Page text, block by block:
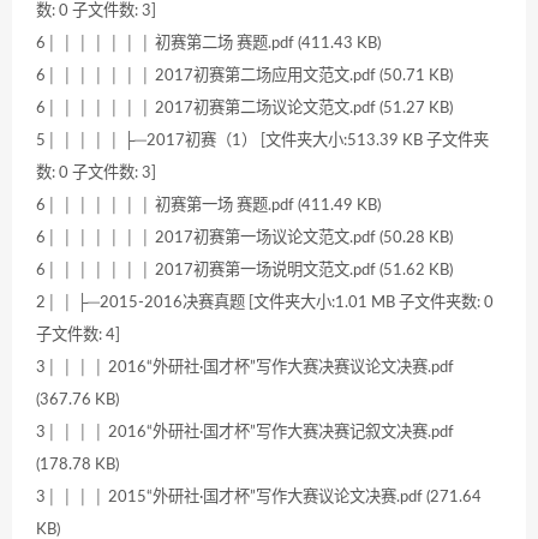
数: 0 子文件数: 3]
6│ │ │ │ │ │ │ 初赛第二场 赛题.pdf (411.43 KB)
6│ │ │ │ │ │ │ 2017初赛第二场应用文范文.pdf (50.71 KB)
6│ │ │ │ │ │ │ 2017初赛第二场议论文范文.pdf (51.27 KB)
5│ │ │ │ │ ├─2017初赛（1） [文件夹大小:513.39 KB 子文件夹
数: 0 子文件数: 3]
6│ │ │ │ │ │ │ 初赛第一场 赛题.pdf (411.49 KB)
6│ │ │ │ │ │ │ 2017初赛第一场议论文范文.pdf (50.28 KB)
6│ │ │ │ │ │ │ 2017初赛第一场说明文范文.pdf (51.62 KB)
2│ │ ├─2015-2016决赛真题 [文件夹大小:1.01 MB 子文件夹数: 0
子文件数: 4]
3│ │ │ │ 2016“外研社·国才杯”写作大赛决赛议论文决赛.pdf
(367.76 KB)
3│ │ │ │ 2016“外研社·国才杯”写作大赛决赛记叙文决赛.pdf
(178.78 KB)
3│ │ │ │ 2015“外研社·国才杯”写作大赛议论文决赛.pdf (271.64
KB)